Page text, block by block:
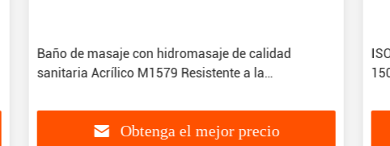
Baño de masaje con hidromasaje de calidad
sanitaria Acrílico M1579 Resistente a la
Obtenga el mejor precio